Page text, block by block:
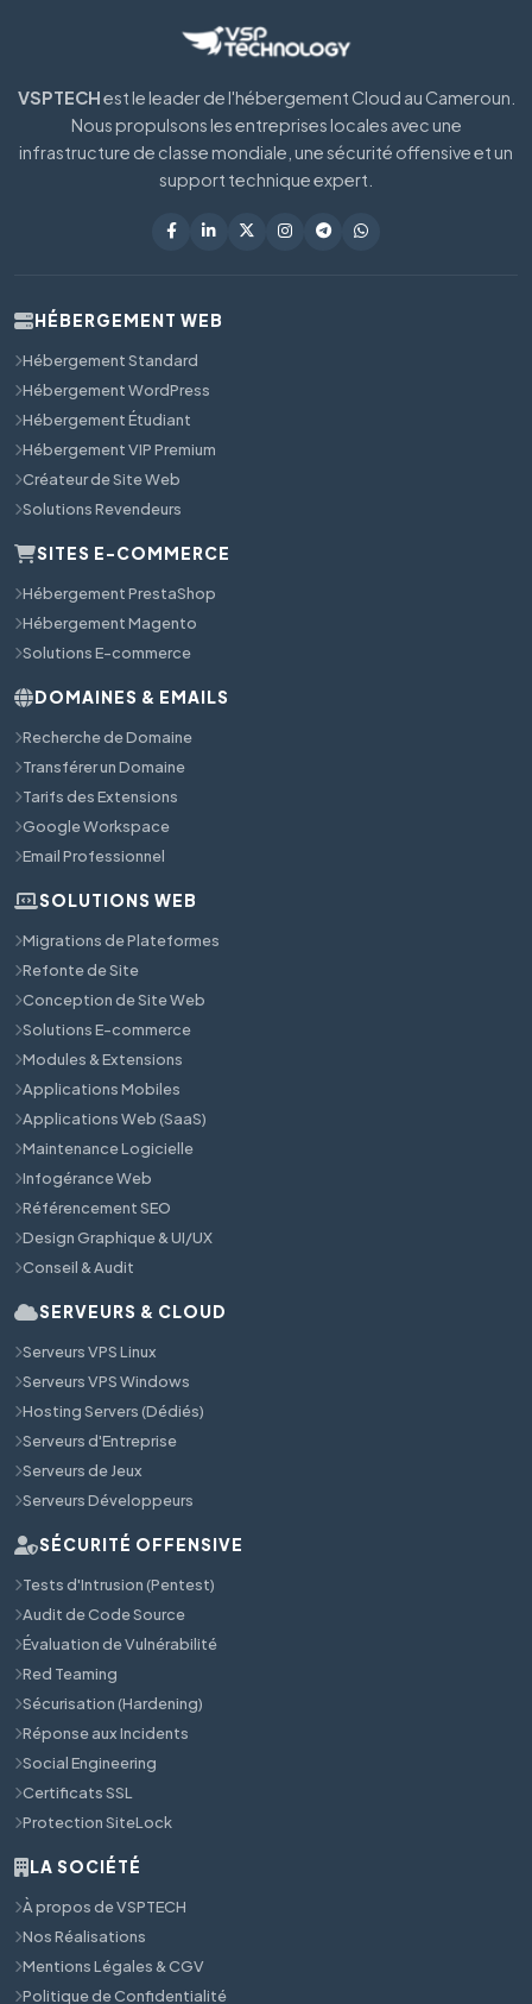
VSPTECHest le leader de l'hébergement Cloud au Cameroun.
Nous propulsons les entreprises locales avec une
infrastructure de classe mondiale, une sécurité offensive et un
support technique expert.
HÉBERGEMENT WEB
Hébergement Standard
Hébergement WordPress
Hébergement Étudiant
Hébergement VIP Premium
Créateur de Site Web
Solutions Revendeurs
SITES E-COMMERCE
Hébergement PrestaShop
Hébergement Magento
Solutions E-commerce
DOMAINES & EMAILS
Recherche de Domaine
Transférer un Domaine
Tarifs des Extensions
Google Workspace
Email Professionnel
SOLUTIONS WEB
Migrations de Plateformes
Refonte de Site
Conception de Site Web
Solutions E-commerce
Modules & Extensions
Applications Mobiles
Applications Web (SaaS)
Maintenance Logicielle
Infogérance Web
Référencement SEO
Design Graphique & UI/UX
Conseil & Audit
SERVEURS & CLOUD
Serveurs VPS Linux
Serveurs VPS Windows
Hosting Servers (Dédiés)
Serveurs d'Entreprise
Serveurs de Jeux
Serveurs Développeurs
SÉCURITÉ OFFENSIVE
Tests d'Intrusion (Pentest)
Audit de Code Source
Évaluation de Vulnérabilité
Red Teaming
Sécurisation (Hardening)
Réponse aux Incidents
Social Engineering
Certificats SSL
Protection SiteLock
LA SOCIÉTÉ
À propos de VSPTECH
Nos Réalisations
Mentions Légales & CGV
Politique de Confidentialité